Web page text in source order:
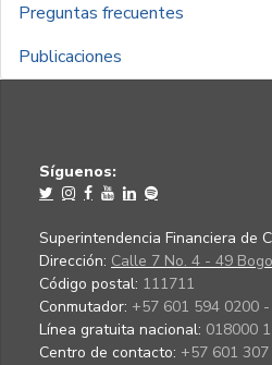
Preguntas frecuentes
Publicaciones
Síguenos:
Superintendencia Financiera de
Dirección: Calle 7 No. 4 - 49
Código postal: 111711
Conmutador: +57 601 594 0200
Línea gratuita nacional: 018000
Centro de contacto: +57 601